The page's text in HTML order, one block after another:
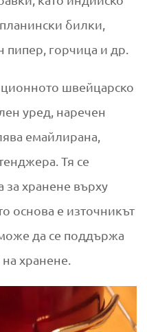
билки,
горчица и др.
швейцарско
уред, наречен
емайлирана,
Тя се
за хранене върху
основа е източникът
да се поддържа
хранене.